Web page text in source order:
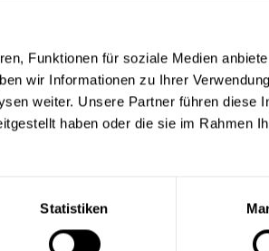
Funktionen für soziale Medien
wir Informationen zu Ihrer
weiter. Unsere Partner führen diese
haben oder die sie im Rahmen
Statistiken
10er PackPolyamid-
2,99 €